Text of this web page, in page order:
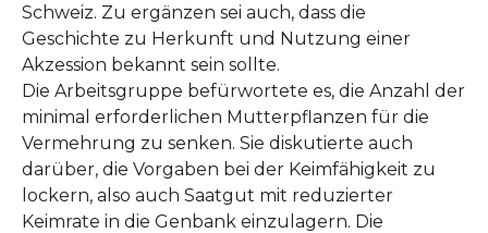
Schweiz. Zu ergänzen sei auch, dass die
Geschichte zu Herkunft und Nutzung einer
Akzession bekannt sein sollte.
Die Arbeitsgruppe befürwortete es, die Anzahl der
minimal erforderlichen Mutterpflanzen für die
Vermehrung zu senken. Sie diskutierte auch
darüber, die Vorgaben bei der Keimfähigkeit zu
lockern, also auch Saatgut mit reduzierter
Keimrate in die Genbank einzulagern. Die